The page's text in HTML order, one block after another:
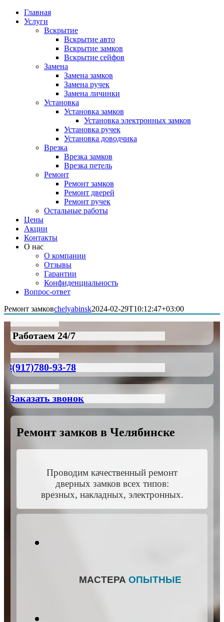
Главная
Услуги
Вскрытие
Вскрытие авто
Вскрытие замков
Вскрытие сейфов
Замена
Замена замков
Замена ручек
Замена личинки
Установка
Установка замков
Установка электронных замков
Установка ручек
Установка доводчика
Врезка
Врезка замков
Врезка петель
Ремонт
Ремонт замков
Ремонт дверей
Ремонт ручек
Остальные работы
Цены
Акции
Контакты
О нас
О компании
Отзывы
Гарантии
Конфиденциальность
Вопрос-ответ
Ремонт замковchelyabinsk2024-02-29T10:12:47+03:00
Работаем 24/7
8(917)780-93-78
Заказать звонок
Ремонт замков в Челябинске
Проводим качественный ремонт
дверных замков всех типов:
врезных, накладных, электронных.
МАСТЕРА ОПЫТНЫЕ